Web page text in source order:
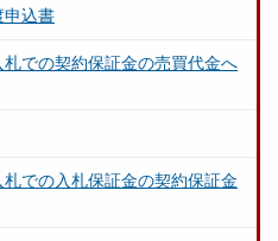
込書
での契約保証金の売買代金へ
での入札保証金の契約保証金